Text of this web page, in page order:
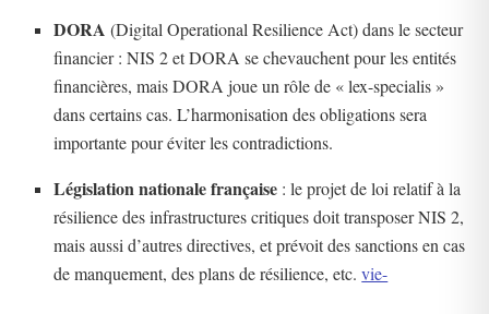
DORA (Digital Operational Resilience Act) dans le secteur
financier : NIS 2 et DORA se chevauchent pour les entités
financières, mais DORA joue un rôle de « lex-specialis »
dans certains cas. L’harmonisation des obligations sera
importante pour éviter les contradictions.
Législation nationale française : le projet de loi relatif à la
résilience des infrastructures critiques doit transposer NIS 2,
mais aussi d’autres directives, et prévoit des sanctions en cas
de manquement, des plans de résilience, etc.vie-